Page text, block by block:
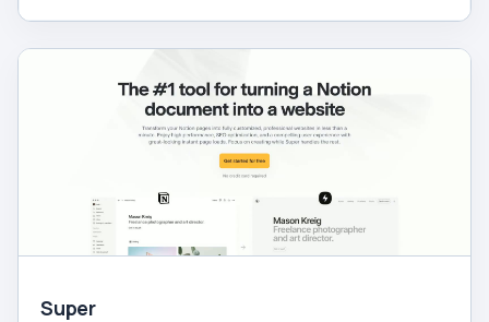
Super